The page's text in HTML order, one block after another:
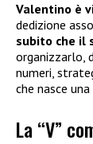
Valentino è
dedizione
subito che il
organizzarlo,
numeri,
che nasce
La “V”